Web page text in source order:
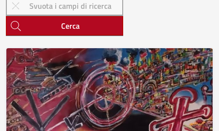
Cerca